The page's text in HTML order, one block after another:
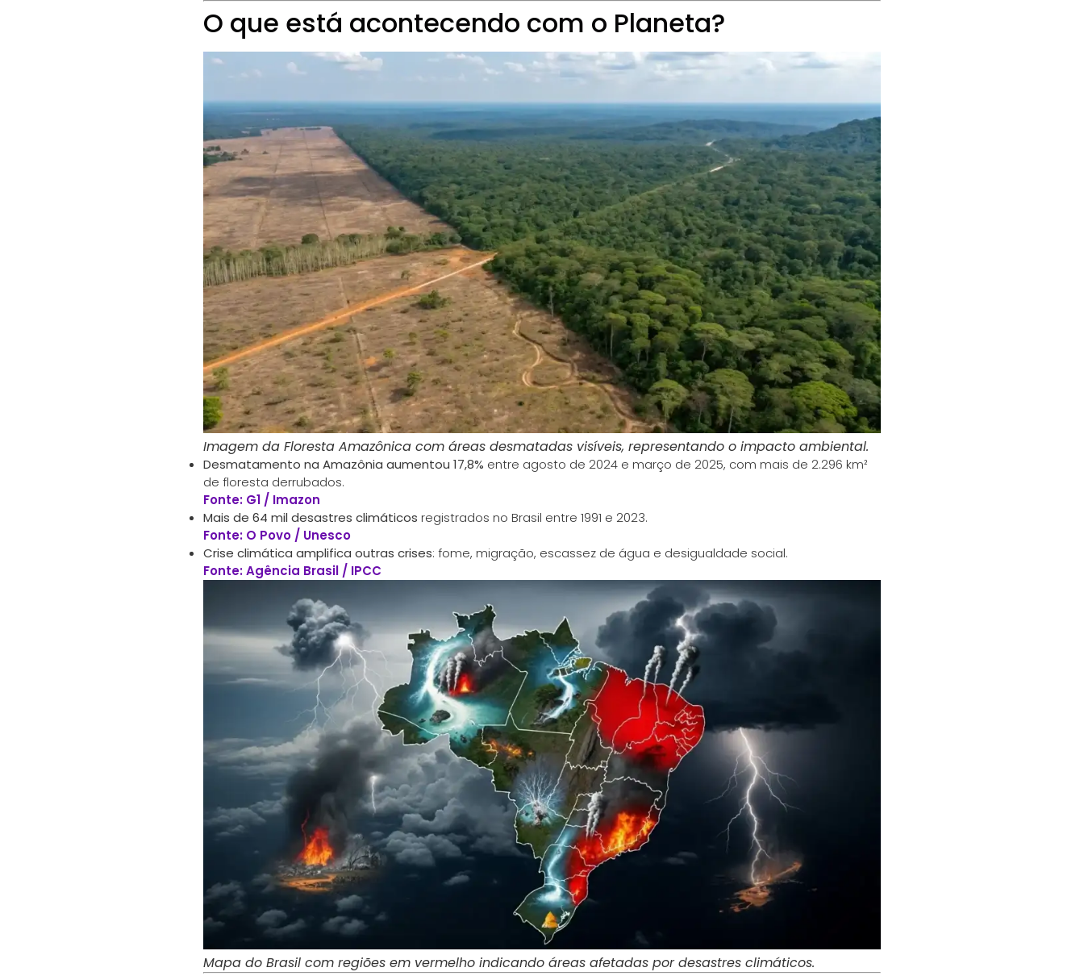
O que está acontecendo com o Planeta?
Imagem da Floresta Amazônica com áreas desmatadas visíveis, representando o impacto ambiental.
Desmatamento na Amazônia aumentou 17,8% entre agosto de 2024 e março de 2025, com mais de 2.296 km²
de floresta derrubados.
Fonte: G1 / Imazon
Mais de 64 mil desastres climáticos registrados no Brasil entre 1991 e 2023.
Fonte: O Povo / Unesco
Crise climática amplifica outras crises: fome, migração, escassez de água e desigualdade social.
Fonte: Agência Brasil / IPCC
Mapa do Brasil com regiões em vermelho indicando áreas afetadas por desastres climáticos.